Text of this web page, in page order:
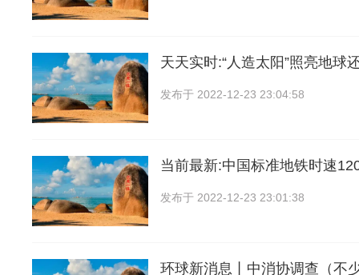
天天实时:“人造太阳”照亮地球
发布于 2022-12-23 23:04:58
当前最新:中国标准地铁时速
发布于 2022-12-23 23:01:38
环球新消息丨中消协调查（不